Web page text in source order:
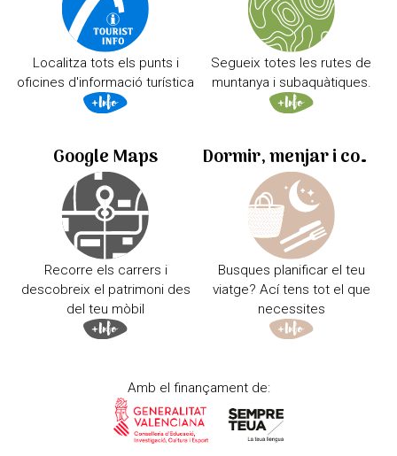
Localitza tots els punts i
oficines d'informació turística
Segueix totes les rutes de
muntanya i subaquàtiques.
Google Maps
Recorre els carrers i
descobreix el patrimoni des
del teu mòbil
Dormir, menjar i comprar
Busques planificar el teu
viatge? Ací tens tot el que
necessites
Amb el finançament de: